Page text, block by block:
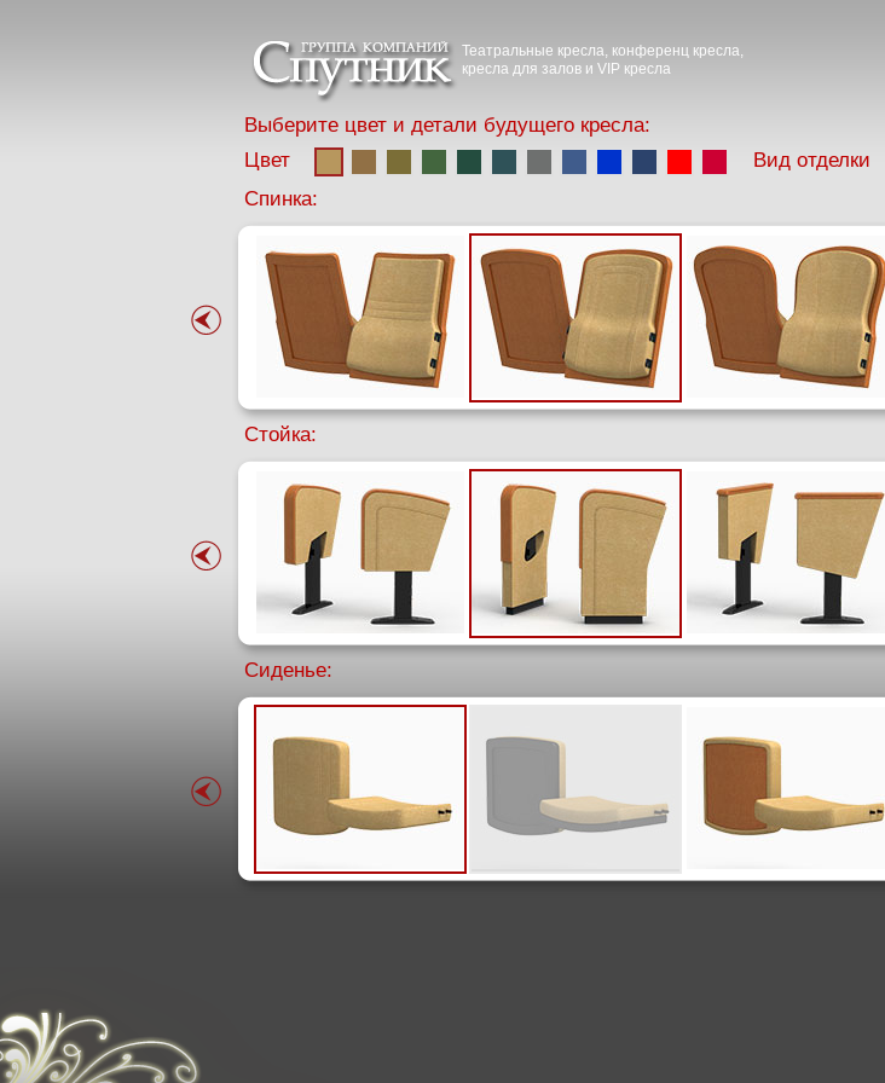
Театральные кресла, конференц кресла,
кресла для залов и VIP кресла
Выберите цвет и детали будущего кресла:
Цвет
Вид отделки
Спинка:
Стойка:
Сиденье: